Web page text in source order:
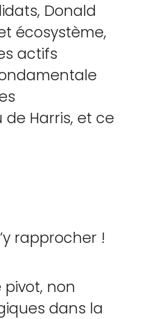
Donald
écosystème,
actifs
Harris, et ce
rapprocher !
non
dans la